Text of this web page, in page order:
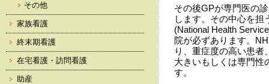
その後GPが専門医の
します。その中心を
(National Health
院が必ずあります。
り、重症度の高い患
大きいもしくは専門性
す。
その他
家族看護
終末期看護
在宅看護・訪問看護
助産